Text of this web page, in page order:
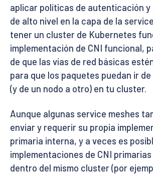
aplicar políticas de autenticación
de alto nivel en la capa de la
tener un cluster de Kubernetes
implementación de CNI funcional,
de que las vías de red básicas
para que los paquetes puedan ir
(y de un nodo a otro) en tu cluster.
Aunque algunas service meshes
enviar y requerir su propia
primaria interna, y a veces es
implementaciones de CNI
dentro del mismo cluster (por